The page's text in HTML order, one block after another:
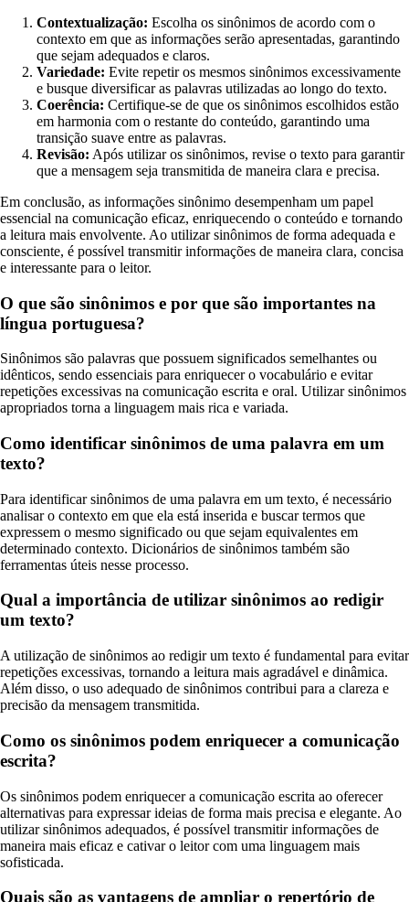
Contextualização: Escolha os sinônimos de acordo com o
contexto em que as informações serão apresentadas, garantindo
que sejam adequados e claros.
Variedade: Evite repetir os mesmos sinônimos excessivamente
e busque diversificar as palavras utilizadas ao longo do texto.
Coerência: Certifique-se de que os sinônimos escolhidos estão
em harmonia com o restante do conteúdo, garantindo uma
transição suave entre as palavras.
Revisão: Após utilizar os sinônimos, revise o texto para garantir
que a mensagem seja transmitida de maneira clara e precisa.
Em conclusão, as informações sinônimo desempenham um papel
essencial na comunicação eficaz, enriquecendo o conteúdo e tornando
a leitura mais envolvente. Ao utilizar sinônimos de forma adequada e
consciente, é possível transmitir informações de maneira clara, concisa
e interessante para o leitor.
O que são sinônimos e por que são importantes na
língua portuguesa?
Sinônimos são palavras que possuem significados semelhantes ou
idênticos, sendo essenciais para enriquecer o vocabulário e evitar
repetições excessivas na comunicação escrita e oral. Utilizar sinônimos
apropriados torna a linguagem mais rica e variada.
Como identificar sinônimos de uma palavra em um
texto?
Para identificar sinônimos de uma palavra em um texto, é necessário
analisar o contexto em que ela está inserida e buscar termos que
expressem o mesmo significado ou que sejam equivalentes em
determinado contexto. Dicionários de sinônimos também são
ferramentas úteis nesse processo.
Qual a importância de utilizar sinônimos ao redigir
um texto?
A utilização de sinônimos ao redigir um texto é fundamental para evitar
repetições excessivas, tornando a leitura mais agradável e dinâmica.
Além disso, o uso adequado de sinônimos contribui para a clareza e
precisão da mensagem transmitida.
Como os sinônimos podem enriquecer a comunicação
escrita?
Os sinônimos podem enriquecer a comunicação escrita ao oferecer
alternativas para expressar ideias de forma mais precisa e elegante. Ao
utilizar sinônimos adequados, é possível transmitir informações de
maneira mais eficaz e cativar o leitor com uma linguagem mais
sofisticada.
Quais são as vantagens de ampliar o repertório de